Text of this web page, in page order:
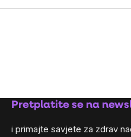
Pretplatite se na
i primajte savjete za zdrav